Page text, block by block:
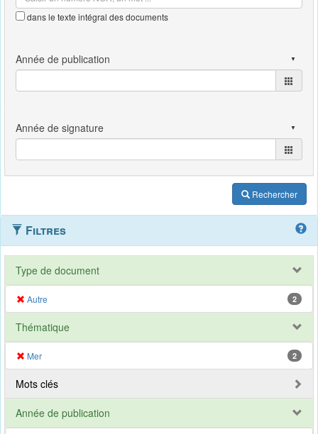
dans le texte intégral des documents
Rechercher
Filtres
Type de document
Autre 2
Thématique
Mer 2
Mots clés
Année de publication